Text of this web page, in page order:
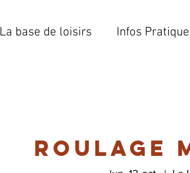
La base de loisirs Infos
Roulage